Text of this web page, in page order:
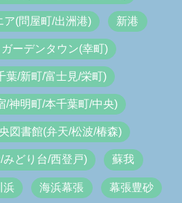
(問屋町/出洲港) 新港
ーデンタウン(幸町)
葉/新町/富士見/栄町)
/神明町/本千葉町/中央)
図書館(弁天/松波/椿森)
どり台/西登戸) 蘇我
浜 海浜幕張 幕張豊砂